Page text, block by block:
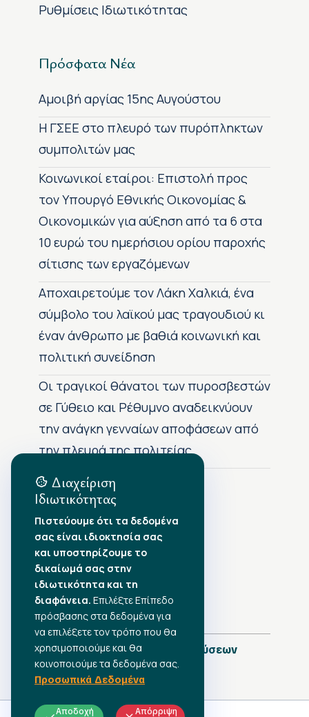
Ρυθμίσεις Ιδιωτικότητας
Πρόσφατα Νέα
Αμοιβή αργίας 15ης Αυγούστου
H ΓΣΕΕ στο πλευρό των πυρόπληκτων
συμπολιτών μας
Κοινωνικοί εταίροι: Επιστολή προς
τον Υπουργό Εθνικής Οικονομίας &
Οικονομικών για αύξηση από τα 6 στα
10 ευρώ του ημερήσιου ορίου παροχής
σίτισης των εργαζόμενων
Αποχαιρετούμε τον Λάκη Χαλκιά, ένα
σύμβολο του λαϊκού μας τραγουδιού κι
έναν άνθρωπο με βαθιά κοινωνική και
πολιτική συνείδηση
Οι τραγικοί θάνατοι των πυροσβεστών
σε Γύθειο και Ρέθυμνο αναδεικνύουν
την ανάγκη γενναίων αποφάσεων από
την πλευρά της πολιτείας
Αρχείο Δημοσιεύσεων
•Αύγουστος 2026
•Ιούλιος 2026
•Ιούνιος 2026
•Μάιος 2026
•Απρίλιος 2026
•Μάρτιος 2026
Πλήρες Ημερολόγιο Δημοσιεύσεων
Διαχείριση
Ιδιωτικότητας
Πιστεύουμε ότι τα δεδομένα
σας είναι ιδιοκτησία σας
και υποστηρίζουμε το
δικαίωμά σας στην
ιδιωτικότητα και τη
διαφάνεια. Επιλέξτε Επίπεδο
πρόσβασης στα δεδομένα για
να επιλέξετε τον τρόπο που θα
χρησιμοποιούμε και θα
κοινοποιούμε τα δεδομένα σας.
Προσωπικά Δεδομένα
Αποδοχή Απόρριψη